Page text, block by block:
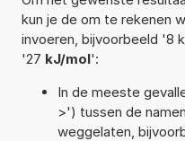
kun je de om te rekenen
invoeren, bijvoorbeeld '8
'27 kJ/mol':
In de meeste
>') tussen de
weggelaten,